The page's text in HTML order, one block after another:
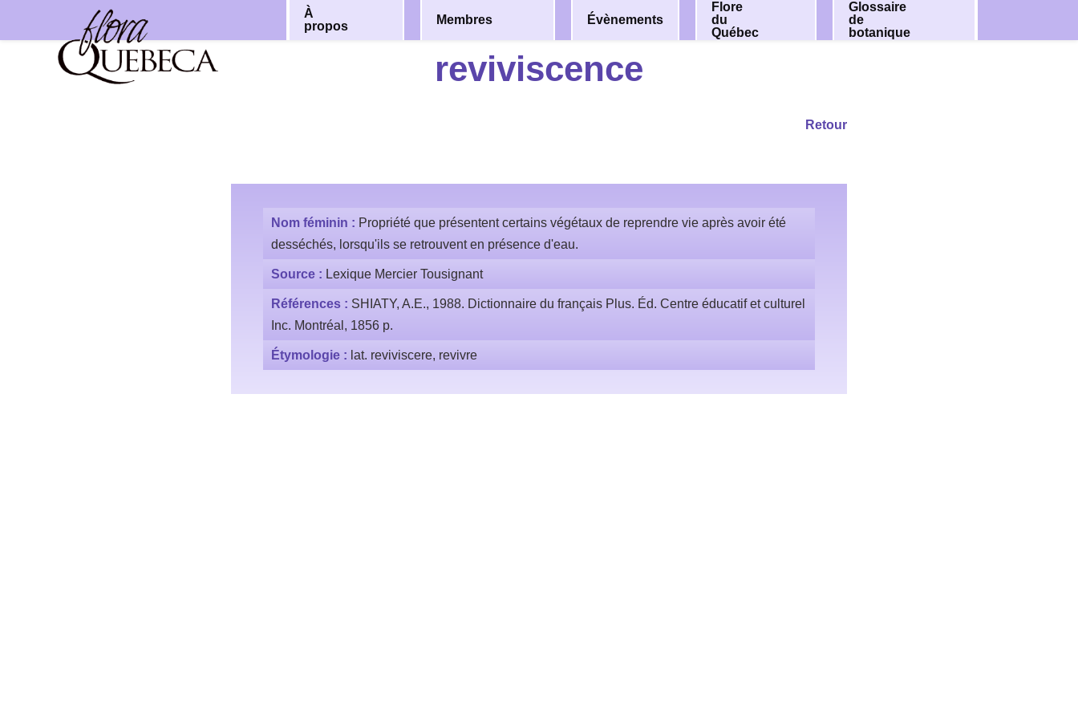
Aller
À
propos
Membres Évènements
Flore
du
Québec
Glossaire
de
botanique
reviviscence
Retour
Nom féminin : Propriété que présentent certains végétaux de reprendre vie après avoir été
desséchés, lorsqu'ils se retrouvent en présence d'eau.
Source : Lexique Mercier Tousignant
Références : SHIATY, A.E., 1988. Dictionnaire du français Plus. Éd. Centre éducatif et culturel
Inc. Montréal, 1856 p.
Étymologie : lat. reviviscere, revivre